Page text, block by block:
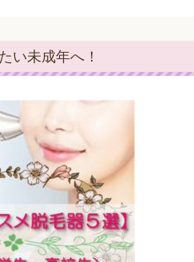
い未成年へ！